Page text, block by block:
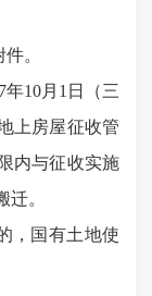
。
年10月1日（三
上房屋征收管
内与征收实施
。
，国有土地使